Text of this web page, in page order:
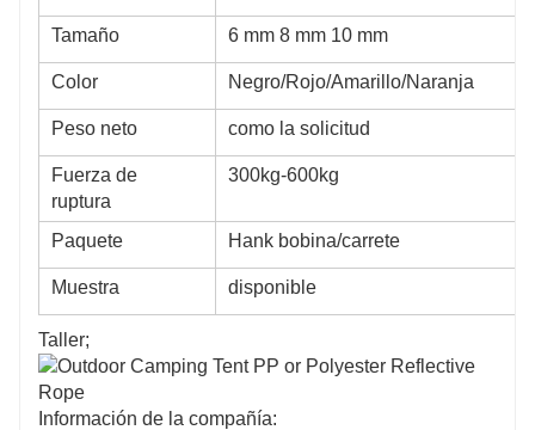
Tamaño 6 mm 8 mm 10 mm
Color Negro/Rojo/Amarillo/Naranja
Peso neto como la solicitud
Fuerza de
ruptura
300kg-600kg
Paquete Hank bobina/carrete
Muestra disponible
Taller;
Información de la compañía: